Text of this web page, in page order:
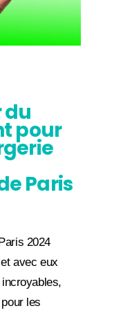
du
pour
Paris
2024
avec eux
les